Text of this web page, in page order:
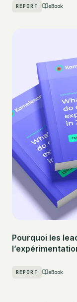
REPORT eBook
Pourquoi les
REPORT eBook